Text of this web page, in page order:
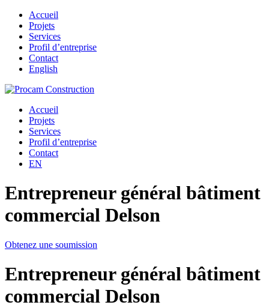
Accueil
Projets
Services
Profil d’entreprise
Contact
English
Accueil
Projets
Services
Profil d’entreprise
Contact
EN
Entrepreneur général bâtiment
commercial Delson
Obtenez une soumission
Entrepreneur général bâtiment
commercial Delson